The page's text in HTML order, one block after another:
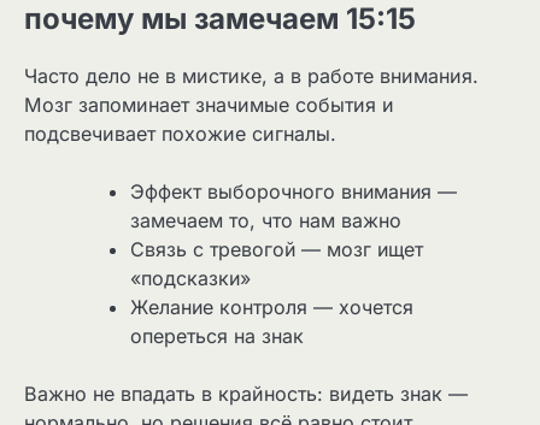
почему мы замечаем 15:15
Часто дело не в мистике, а в работе внимания.
Мозг запоминает значимые события и
подсвечивает похожие сигналы.
Эффект выборочного внимания —
замечаем то, что нам важно
Связь с тревогой — мозг ищет
«подсказки»
Желание контроля — хочется
опереться на знак
Важно не впадать в крайность: видеть знак —